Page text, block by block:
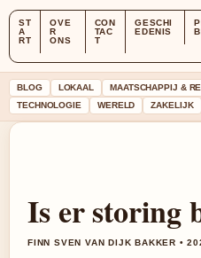
ST
A
RT
OVE
R
ONS
CON
TAC
T
GESCHI
EDENIS
BLOG LOKAAL MAATSCHAPPIJ &
TECHNOLOGIE
WERELD ZAKELIJK
Is er storing
FINN SVEN VAN DIJK BAKKER •